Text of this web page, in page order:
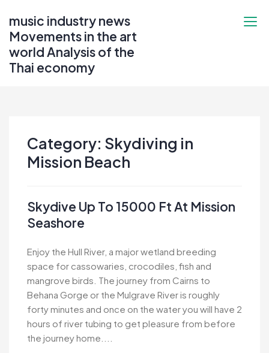
content
music industry news
Movements in the art
world Analysis of the
Thai economy
Category: Skydiving in
Mission Beach
Skydive Up To 15000 Ft At Mission
Seashore
Enjoy the Hull River, a major wetland breeding
space for cassowaries, crocodiles, fish and
mangrove birds. The journey from Cairns to
Behana Gorge or the Mulgrave River is roughly
forty minutes and once on the water you will have 2
hours of river tubing to get pleasure from before
the journey home....